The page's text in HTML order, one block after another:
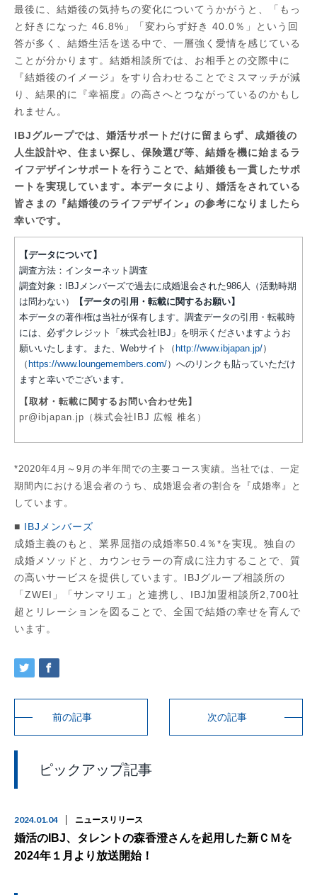
最後に、結婚後の気持ちの変化についてうかがうと、「もっ
と好きになった 46.8%」「変わらず好き 40.0％」という回
答が多く、結婚生活を送る中で、一層強く愛情を感じている
ことが分かります。結婚相談所では、お相手との交際中に
『結婚後のイメージ』をすり合わせることでミスマッチが減
り、結果的に『幸福度』の高さへとつながっているのかもし
れません。
IBJグループでは、婚活サポートだけに留まらず、成婚後の
人生設計や、住まい探し、保険選び等、結婚を機に始まるラ
イフデザインサポートを行うことで、結婚後も一貫したサポ
ートを実現しています。本データにより、婚活をされている
皆さまの『結婚後のライフデザイン』の参考になりましたら
幸いです。​
【データについて】
調査方法：インターネット調査
調査対象：IBJメンバーズで過去に成婚退会された986人（活動時期
は問わない）
【データの引用・転載に関するお願い】
本データの著作権は当社が保有します。調査データの引用・転載時
には、必ずクレジット「株式会社IBJ」を明示くださいますようお
願いいたします。また、Webサイト（ http://www.ibjapan.jp/）
（ https://www.loungemembers.com/）へのリンクも貼っていただけ
ますと幸いでございます。
【取材・転載に関するお問い合わせ先】
pr@ibjapan.jp（株式会社IBJ 広報 椎名）
*2020年4月～9月の半年間での主要コース実績。当社では、一定
期間内における退会者のうち、成婚退会者の割合を『成婚率』と
しています。
■ IBJメンバーズ
成婚主義のもと、業界屈指の成婚率50.4％*を実現。独自の
成婚メソッドと、カウンセラーの育成に注力することで、質
の高いサービスを提供しています。IBJグループ相談所の
「ZWEI」「サンマリエ」と連携し、IBJ加盟相談所2,700社
超とリレーションを図ることで、全国で結婚の幸せを育んで
います。
前の記事 次の記事
ピックアップ記事
2024.01.04 ニュースリリース
婚活のIBJ、タレントの森香澄さんを起用した新ＣＭを
2024年１月より放送開始！